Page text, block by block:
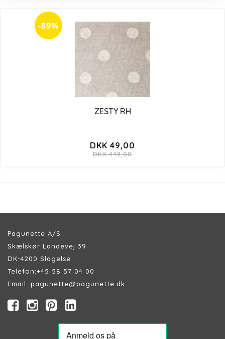
-89%
ZESTY RH
DKK 49,00
DKK 449,00
Pagunette A/S
Skælskør Landevej 39
DK-4200 Slagelse
Telefon:+45 58 57 04 00
Email: pagunette@pagunette.dk